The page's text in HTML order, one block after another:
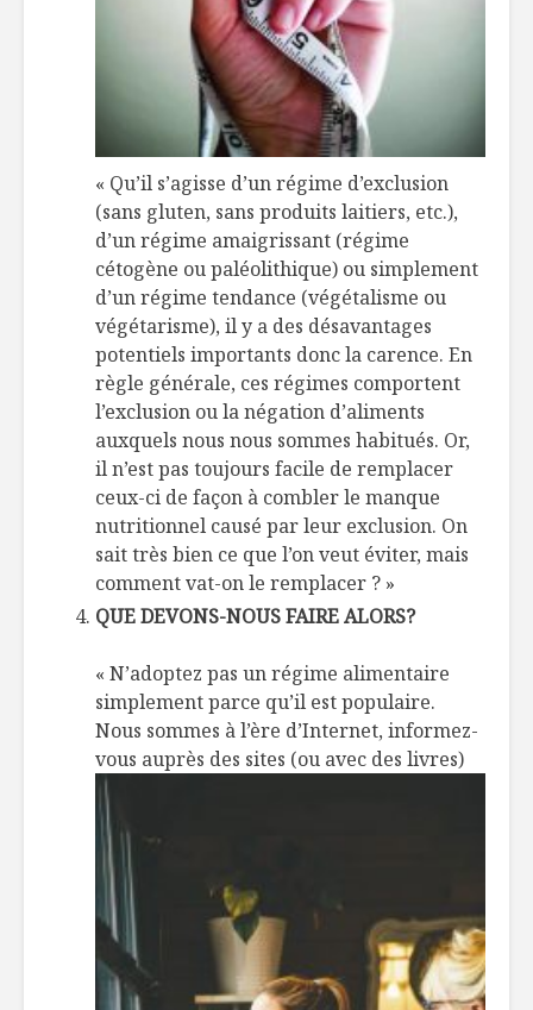
« Qu’il s’agisse d’un régime d’exclusion
(sans gluten, sans produits laitiers, etc.),
d’un régime amaigrissant (régime
cétogène ou paléolithique) ou simplement
d’un régime tendance (végétalisme ou
végétarisme), il y a des désavantages
potentiels importants donc la carence. En
règle générale, ces régimes comportent
l’exclusion ou la négation d’aliments
auxquels nous nous sommes habitués. Or,
il n’est pas toujours facile de remplacer
ceux-ci de façon à combler le manque
nutritionnel causé par leur exclusion. On
sait très bien ce que l’on veut éviter, mais
comment vat-on le remplacer ? »
QUE DEVONS-NOUS FAIRE ALORS?
« N’adoptez pas un régime alimentaire
simplement parce qu’il est populaire.
Nous sommes à l’ère d’Internet, informez-
vous auprès des sites (ou avec des livres)